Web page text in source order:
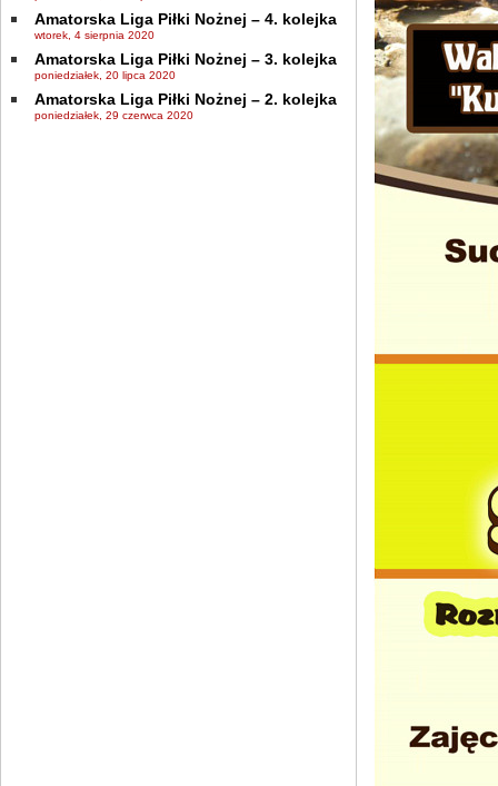
Amatorska Liga Piłki Nożnej – 4. kolejka
wtorek, 4 sierpnia 2020
Amatorska Liga Piłki Nożnej – 3. kolejka
poniedziałek, 20 lipca 2020
Amatorska Liga Piłki Nożnej – 2. kolejka
poniedziałek, 29 czerwca 2020